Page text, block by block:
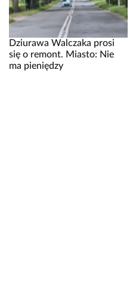
Dziurawa Walczaka prosi
się o remont. Miasto: Nie
ma pieniędzy